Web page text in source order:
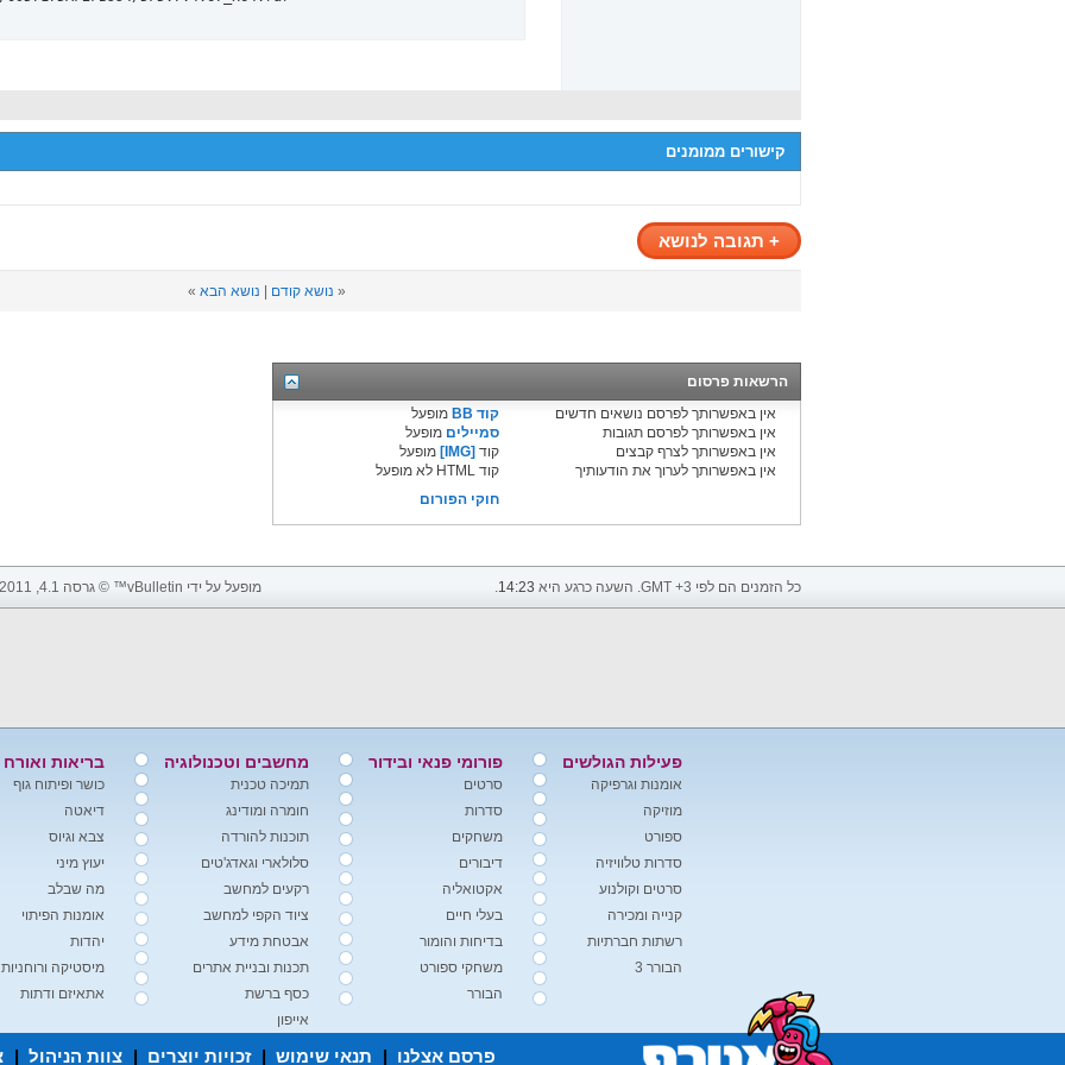
קישורים ממומנים
+ תגובה לנושא
« נושא קודם נושא הבא »
הרשאות פרסום
אין באפשרותך לפרסם נושאים חדשים
אין באפשרותך לפרסם תגובות
אין באפשרותך לצרף קבצים
אין באפשרותך לערוך את הודעותיך
קוד BB
מופעל
סמיילים מופעל
קוד [IMG]
מופעל
קוד HTML לא מופעל
חוקי הפורום
כל הזמנים הם לפי GMT +3. השעה כרגע היא 14:23
. מופעל על ידי vBulletin™ © גרסה 4.1, 2011 vBulletin Solutions, Inc. כל הזכויות שמורות.
פעילות הגולשים
אומנות וגרפיקה
מוזיקה
ספורט
סדרות טלוויזיה
סרטים וקולנוע
קנייה ומכירה
רשתות חברתיות
הבורר 3
פורומי פנאי ובידור
סרטים
סדרות
משחקים
דיבורים
אקטואליה
בעלי חיים
בדיחות והומור
משחקי ספורט
הבורר
מחשבים וטכנולוגיה
תמיכה טכנית
חומרה ומודינג
תוכנות להורדה
סלולארי וגאדג'טים
רקעים למחשב
ציוד הקפי למחשב
אבטחת מידע
תכנות ובניית אתרים
כסף ברשת
אייפון
בריאות ואורח
כושר ופיתוח גוף
דיאטה
צבא וגיוס
יעוץ מיני
מה שבלב
אומנות הפיתוי
יהדות
מיסטיקה ורוחניות
אתאיזם ודתות
פרסם אצלנו | תנאי שימוש | זכויות יוצרים | צוות הניהול |